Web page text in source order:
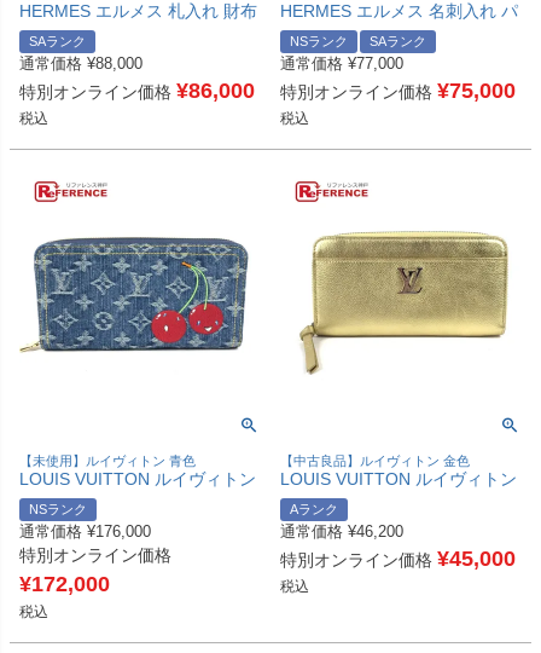
HERMES エルメス 札入れ 財布
コンパクトウォレット クロシェ
ット Clochette カードケース パ
スケース 2つ折り財布 シェーブ
ル ユニセックス エトゥープ グ
レー 【中古】
SAランク
通常価格 ¥88,000
特別オンライン価格 ¥86,000
税込
HERMES エルメス 名刺入れ パ
スケース カルヴィデュオ カル
ヴィ デュオ カードケース 小銭
入れ コインケース 2つ折り財布
エプソン ユニセックス ローズ
アザレ ピンク 【中古】
NSランク SAランク
通常価格 ¥77,000
特別オンライン価格 ¥75,000
税込
【未使用】ルイヴィトン 青色
LOUIS VUITTON ルイヴィトン
M23161 村上隆コラボ モノグラ
ムデニム チェリー LV × TM ジ
ッピー ウォレット ロングウォ
レット ラウンドファスナー 財
布 長財布 モノグラムデニムキ
ャンバス ユニセックス ブルー
未使用 【中古】
NSランク
通常価格 ¥176,000
特別オンライン価格
¥172,000
税込
【中古良品】ルイヴィトン 金色
LOUIS VUITTON ルイヴィトン
M69058 日本限定 ジッピー ロ
ックミー ロングウォレット ラ
ウンドファスナー 長財布 レザ
ー ユニセックス ゴールド 【中
古】
Aランク
通常価格 ¥46,200
特別オンライン価格 ¥45,000
税込